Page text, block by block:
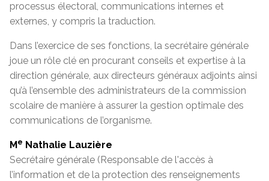
processus électoral, communications internes et
externes, y compris la traduction.
Dans l’exercice de ses fonctions, la secrétaire générale
joue un rôle clé en procurant conseils et expertise à la
direction générale, aux directeurs généraux adjoints ainsi
qu’à l’ensemble des administrateurs de la commission
scolaire de manière à assurer la gestion optimale des
communications de l’organisme.
Me Nathalie Lauzière
Secrétaire générale (Responsable de l'accès à
l’information et de la protection des renseignements